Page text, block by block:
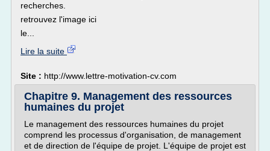
recherches.
retrouvez l'image ici
le...
Lire la suite
Site : http://www.lettre-motivation-cv.com
Chapitre 9. Management des ressources
humaines du projet
Le management des ressources humaines du projet
comprend les processus d'organisation, de management
et de direction de l'équipe de projet. L'équipe de projet est